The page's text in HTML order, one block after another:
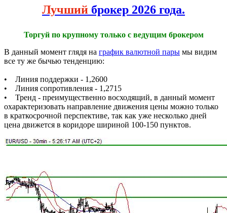
Лучший брокер 2026 года.
Торгуй по крупному только с ведущим брокером
В данный момент глядя на график валютной пары мы видим
все ту же бычью тенденцию:
• Линия поддержки - 1,2600
• Линия сопротивления - 1,2715
• Тренд - преимущественно восходящий, в данный момент
охарактеризовать направление движения цены можно только
в краткосрочной перспективе, так как уже несколько дней
цена движется в коридоре шириной 100-150 пунктов.